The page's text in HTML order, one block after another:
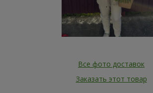
Все фото доставок
Заказать этот товар